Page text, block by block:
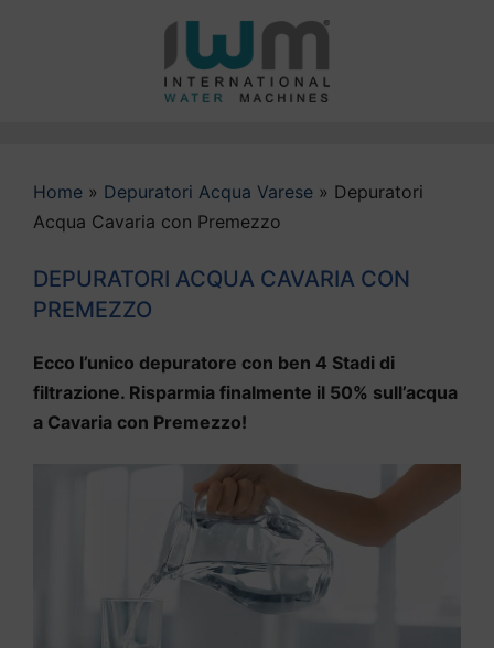
Home » Depuratori Acqua Varese » Depuratori
Acqua Cavaria con Premezzo
DEPURATORI ACQUA CAVARIA CON
PREMEZZO
Ecco l’unico depuratore con ben 4 Stadi di
filtrazione. Risparmia finalmente il 50% sull’acqua
a Cavaria con Premezzo!